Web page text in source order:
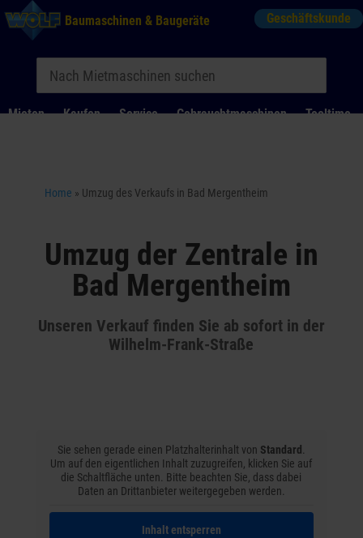
Baumaschinen & Baugeräte Geschäftskunde
Mieten Kaufen Service Gebrauchtmaschinen Tooltime
Home » Umzug des Verkaufs in Bad Mergentheim
Umzug der Zentrale in
Bad Mergentheim
Unseren Verkauf finden Sie ab sofort in der
Wilhelm-Frank-Straße
Sie sehen gerade einen Platzhalterinhalt von Standard
Um auf den eigentlichen Inhalt zuzugreifen, klicken Sie auf
die Schaltfläche unten. Bitte beachten Sie, dass dabei
Daten an Drittanbieter weitergegeben werden.
Inhalt entsperren